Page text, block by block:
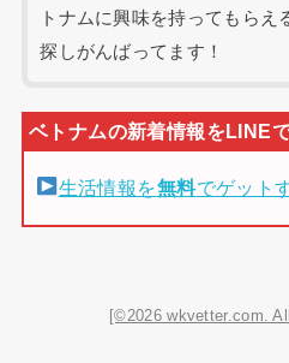
トナムに興味を持ってもらえ
探しがんばってます！
生活情報を無料でゲット
[©2026 wkvetter.com.